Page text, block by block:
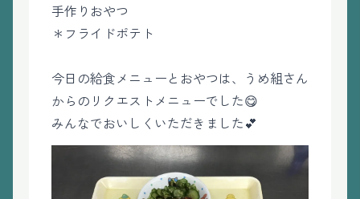
手作りおやつ
＊フライドポテト
今日の給食メニューとおやつは、うめ組さん
からのリクエストメニューでした😋
みんなでおいしくいただきました💕